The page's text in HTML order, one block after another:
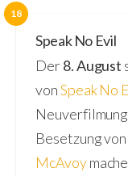
18
Speak No Evil
Der8. August
vonSpeak No
Besetzung von
McAvoy